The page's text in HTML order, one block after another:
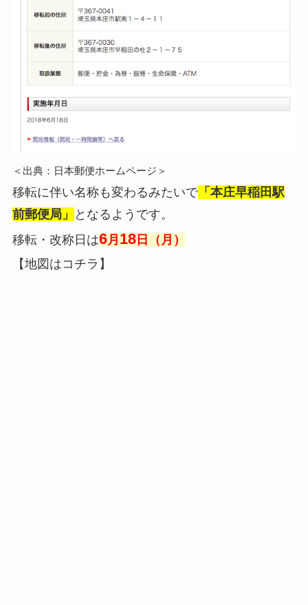
＜出典：日本郵便ホームページ＞
移転に伴い名称も変わるみたいで「本庄早稲田駅
前郵便局」
となるようです。
移転・改称日は6月 18日（月）
【地図はコチラ】